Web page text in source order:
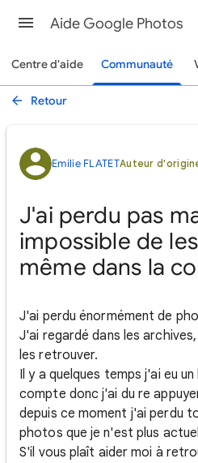
Aide Google Photos
Centre d'aide Communauté
Retour
Emilie FLATETAuteur
J'ai perdu pas
impossible de
même dans la
J'ai perdu énormément de
J'ai regardé dans les
les retrouver.
Il y a quelques temps j'ai eu
compte donc j'ai du re
depuis ce moment j'ai perdu
photos que je n'est plus
S'il vous plaît aider moi à